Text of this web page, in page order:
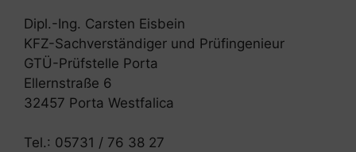
Dipl.-Ing. Carsten Eisbein
KFZ-Sachverständiger und Prüfingenieur
GTÜ-Prüfstelle Porta
Ellernstraße 6
32457 Porta Westfalica
Tel.: 05731 / 76 38 27